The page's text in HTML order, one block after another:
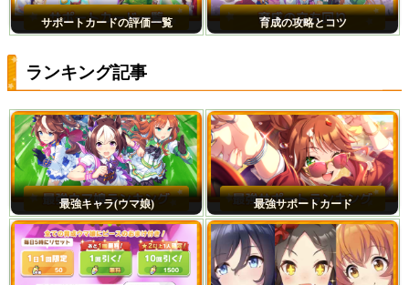
サポートカードの評価一覧 育成の攻略とコツ
ランキング記事
最強キャラ(ウマ娘) 最強サポートカード